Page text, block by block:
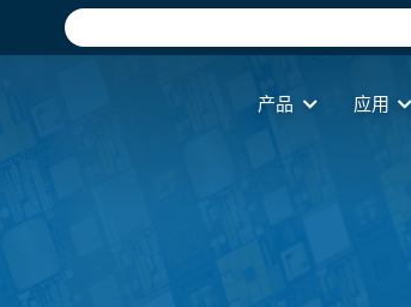
产品 应用